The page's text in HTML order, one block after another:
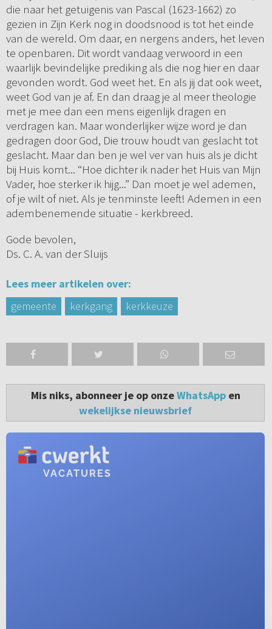
die naar het getuigenis van Pascal (1623-1662) zo
gezien in Zijn Kerk nog in doodsnood is tot het einde
van de wereld. Om daar, en nergens anders, het leven
te openbaren. Dit wordt vandaag verwoord in een
waarlijk bevindelijke prediking als die nog hier en daar
gevonden wordt. God weet het. En als jij dat ook weet,
weet God van je af. En dan draag je al meer theologie
met je mee dan een mens eigenlijk dragen en
verdragen kan. Maar wonderlijker wijze word je dan
gedragen door God, Die trouw houdt van geslacht tot
geslacht. Maar dan ben je wel ver van huis als je dicht
bij Huis komt... “Hoe dichter ik nader het Huis van Mijn
Vader, hoe sterker ik hijg...” Dan moet je wel ademen,
of je wilt of niet. Als je tenminste leeft! Ademen in een
adembenemende situatie - kerkbreed.
Gode bevolen,
Ds. C. A. van der Sluijs
Lees meer artikelen over:
gemeente
kerkgang kerkkeuze
Mis niks, abonneer je op onzeWhatsAppen
wekelijkse nieuwsbrief